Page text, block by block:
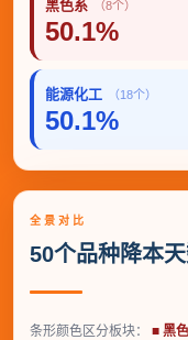
黑色系 （8个）
50.1%
能源化工 （18个）
50.1%
全景对比
50个品种降本
条形颜色区分板块： ■ 黑